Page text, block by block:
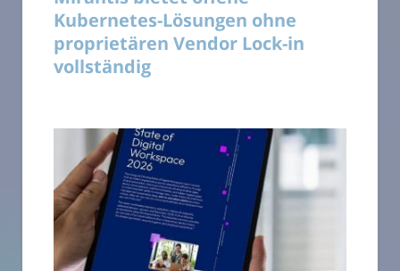
Kubernetes-Lösungen ohne
proprietären Vendor Lock-in
vollständig